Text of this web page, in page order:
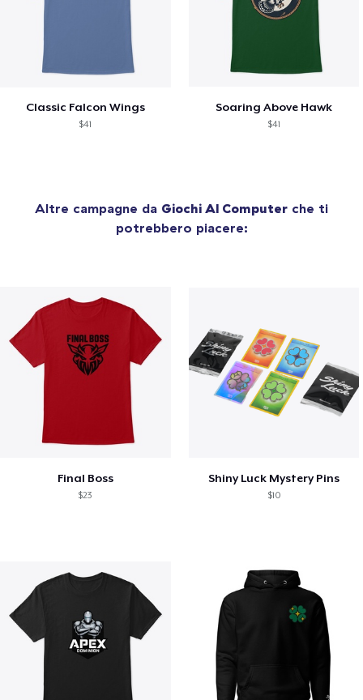
Classic Falcon Wings
$41
Soaring Above Hawk
$41
Altre campagne da Giochi Al Computer che ti
potrebbero piacere:
Final Boss
$23
Shiny Luck Mystery Pins
$10